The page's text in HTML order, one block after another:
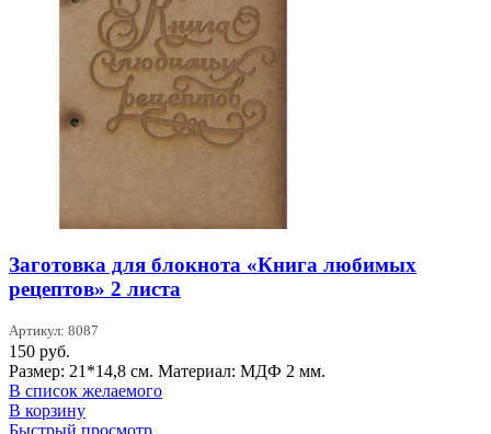
Заготовка для блокнота «Книга любимых
рецептов» 2 листа
Артикул: 8087
150 руб.
Размер: 21*14,8 см. Материал: МДФ 2 мм.
В список желаемого
В корзину